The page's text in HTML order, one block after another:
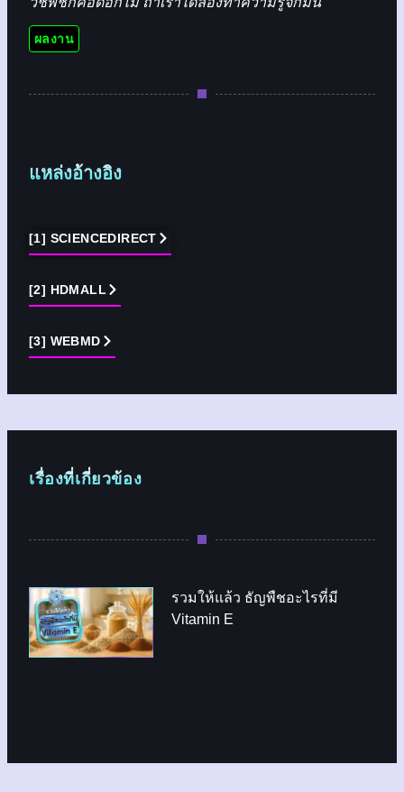
ผลงาน
แหล่งอ้างอิง
[1] SCIENCEDIRECT
[2] HDMALL
[3] WEBMD
เรื่องที่เกี่ยวข้อง
รวมให้แล้ว ธัญพืชอะไรที่มี
Vitamin E